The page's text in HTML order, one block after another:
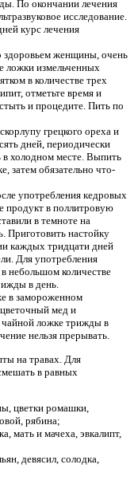
По окончании лечения
исследование.
курс лечения
здоровьем женщины, очень
ложки измельченных
в количестве трех
отметьте время и
и процедите. Пить по
грецкого ореха и
дней, периодически
в холодном месте. Выпить
затем обязательно что-
употребления кедровых
продукт в поллитровую
в темноте на
Приготовить настойку
каждых тридцати дней
Для употребления
небольшом количестве
в день.
в замороженном
мед и
ложке трижды в
нельзя прерывать.
на травах. Для
в равных
цветки ромашки,
рябина;
мать и мачеха, эвкалипт,
девясил, солодка,